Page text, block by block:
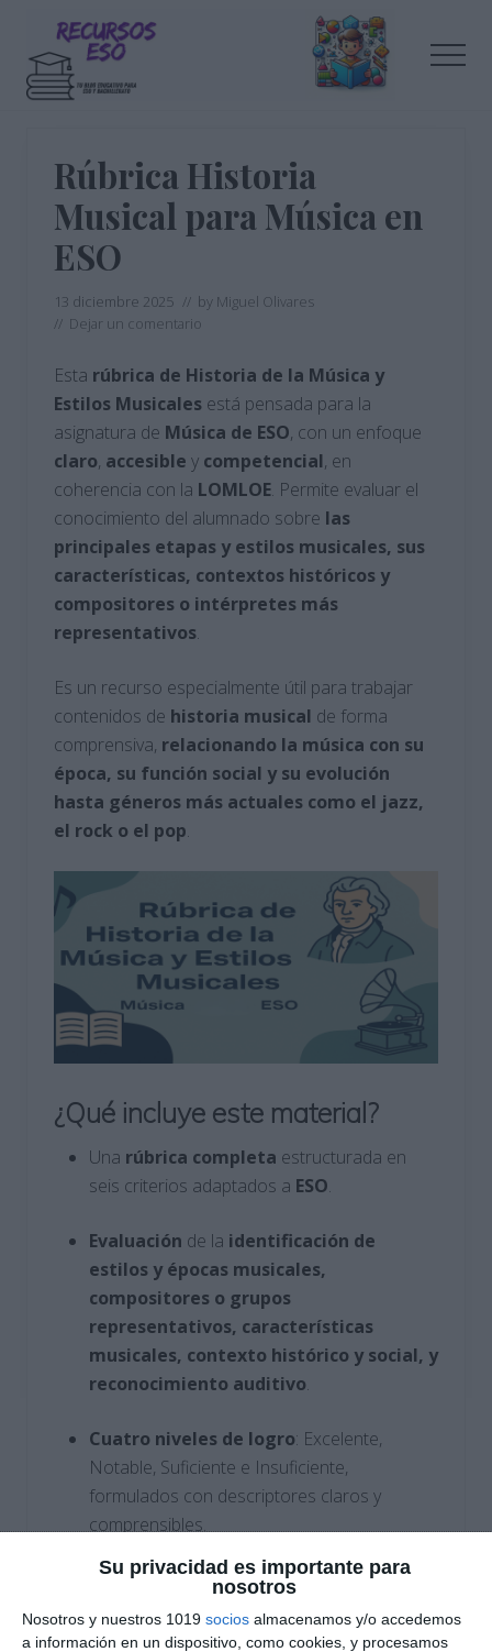
Su privacidad es importante para
nosotros
Nosotros y nuestros 1019 socios almacenamos y/o accedemos
a información en un dispositivo, como cookies, y procesamos
contenido
principal
barra
educación
Rúbrica Historia
Musical para Música en
ESO
13 diciembre 2025 // by Miguel Olivares
// Dejar un comentario
Esta rúbrica de Historia de la Música y
Estilos Musicales está pensada para la
asignatura de Música de ESO, con un enfoque
claro, accesible y competencial, en
coherencia con la LOMLOE. Permite evaluar el
conocimiento del alumnado sobre las
principales etapas y estilos musicales, sus
características, contextos históricos y
compositores o intérpretes más
representativos.
Es un recurso especialmente útil para trabajar
contenidos de historia musical de forma
comprensiva, relacionando la música con su
época, su función social y su evolución
hasta géneros más actuales como el jazz,
el rock o el pop.
¿Qué incluye este material?
Una rúbrica completa estructurada en
seis criterios adaptados a ESO.
Evaluación de la identificación de
estilos y épocas musicales,
compositores o grupos
representativos, características
musicales, contexto histórico y social, y
reconocimiento auditivo.
Cuatro niveles de logro: Excelente,
Notable, Suficiente e Insuficiente,
formulados con descriptores claros y
comprensibles.
Criteriospensados paravalorartanto el
conocimiento teórico
comprensiónmusicala partir de